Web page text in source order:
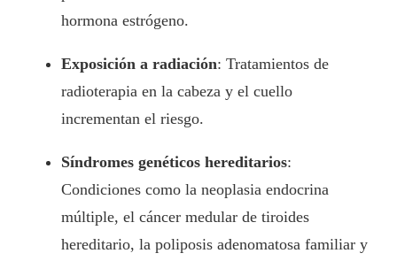
hormona estrógeno.
Exposición a radiación: Tratamientos de
radioterapia en la cabeza y el cuello
incrementan el riesgo.
Síndromes genéticos hereditarios:
Condiciones como la neoplasia endocrina
múltiple, el cáncer medular de tiroides
hereditario, la poliposis adenomatosa familiar y